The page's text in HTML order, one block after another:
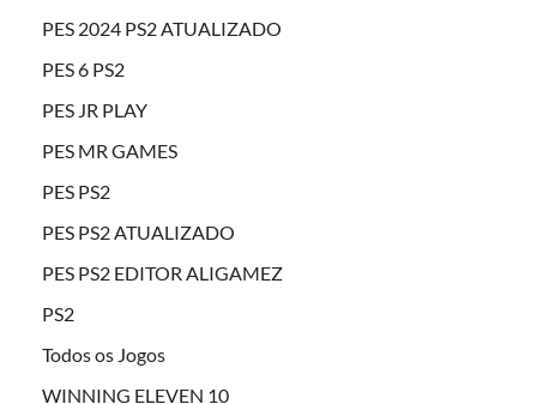
PES 2024 PS2 ATUALIZADO
PES 6 PS2
PES JR PLAY
PES MR GAMES
PES PS2
PES PS2 ATUALIZADO
PES PS2 EDITOR ALIGAMEZ
PS2
Todos os Jogos
WINNING ELEVEN 10